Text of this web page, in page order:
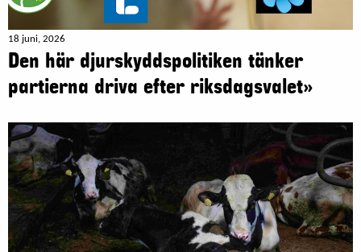
18 juni, 2026
Den här djurskyddspolitiken tänker
partierna driva efter riksdagsvalet»